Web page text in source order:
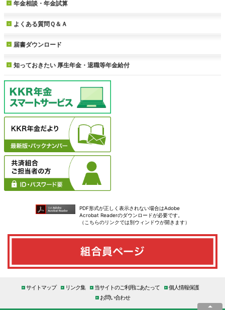
年金相談・年金試算
よくある質問Ｑ＆Ａ
届書ダウンロード
知っておきたい 厚生年金・退職等年金給付
PDF形式が正しく表示されない場合はAdobe
Acrobat Readerのダウンロードが必要です。
（こちらのリンクでは別ウィンドウが開きます）
サイトマップ リンク集 当サイトのご利用にあたって
個人情報保護
お問い合わせ